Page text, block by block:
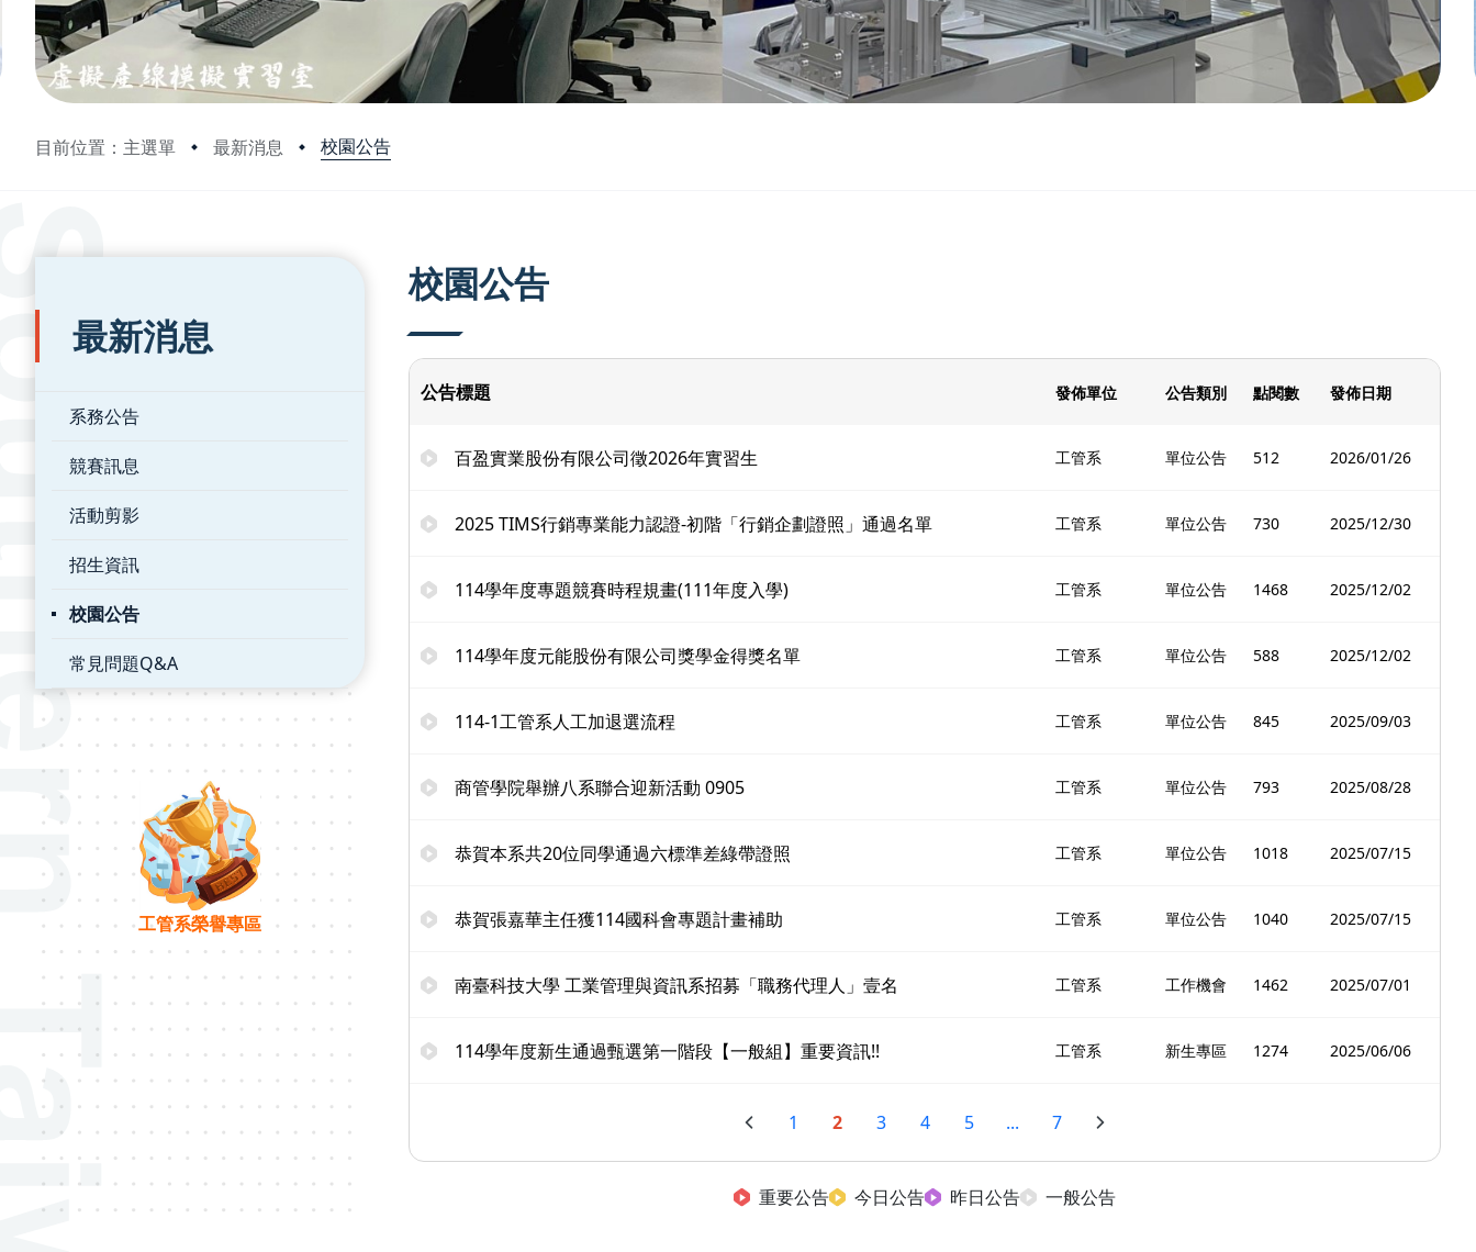
目前位置：主選單 最新消息 校園公告
:::
最新消息
系務公告
競賽訊息
活動剪影
招生資訊
校園公告
常見問題Q&A
工管系榮譽專區
校園公告
公告標題 發佈單位 公告類別 點閱數 發佈日期
百盈實業股份有限公司徵2026年實習生 工管系 單位公告 512 2026/01/26
2025 TIMS行銷專業能力認證-初階「行銷企劃證照」通過名單 工管系 單位公告 730 2025/12/30
114學年度專題競賽時程規畫(111年度入學) 工管系 單位公告 1468 2025/12/02
114學年度元能股份有限公司獎學金得獎名單 工管系 單位公告 588 2025/12/02
114-1工管系人工加退選流程 工管系 單位公告 845 2025/09/03
商管學院舉辦八系聯合迎新活動 0905 工管系 單位公告 793 2025/08/28
恭賀本系共20位同學通過六標準差綠帶證照 工管系 單位公告 1018 2025/07/15
恭賀張嘉華主任獲114國科會專題計畫補助 工管系 單位公告 1040 2025/07/15
南臺科技大學 工業管理與資訊系招募「職務代理人」壹名 工管系 工作機會 1462 2025/07/01
114學年度新生通過甄選第一階段【一般組】重要資訊!! 工管系 新生專區 1274 2025/06/06
1 2 3 4 5 ... 7
重要公告 今日公告 昨日公告 一般公告